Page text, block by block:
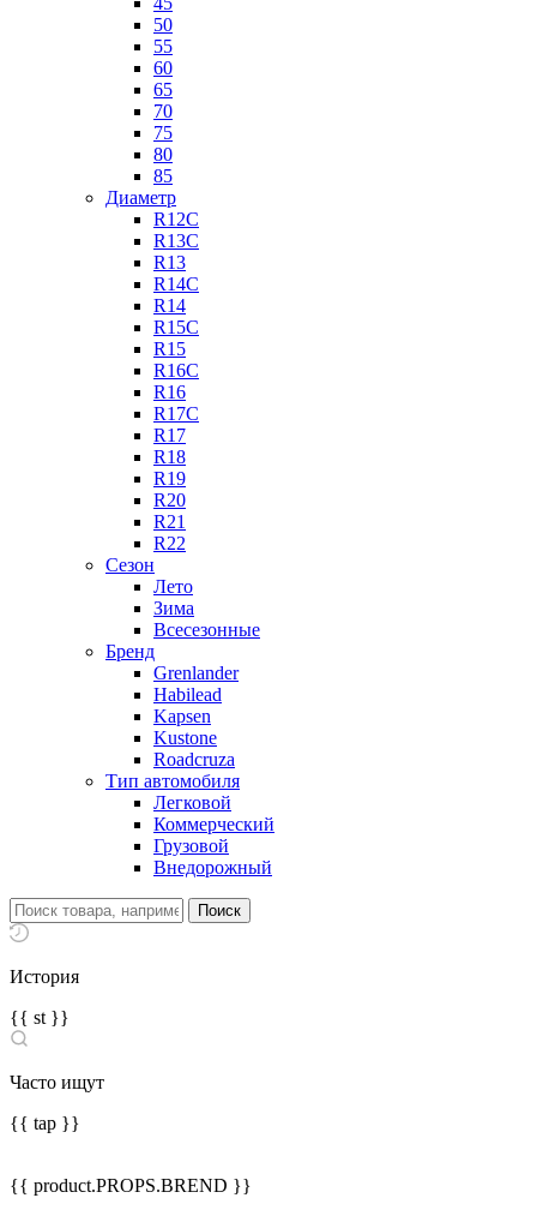
50
55
60
65
70
75
80
85
Диаметр
R12C
R13C
R13
R14C
R14
R15C
R15
R16C
R16
R17C
R17
R18
R19
R20
R21
R22
Сезон
Лето
Зима
Всесезонные
Бренд
Grenlander
Habilead
Kapsen
Kustone
Roadcruza
Тип автомобиля
Легковой
Коммерческий
Грузовой
Внедорожный
История
{{ st }}
Часто ищут
{{ tap }}
{{ product.PROPS.BREND }}